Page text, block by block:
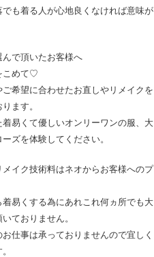
でも着る人が心地良くなければ意味が
んで頂いたお客様へ
こめて♡
ご希望に合わせたお直しやリメイクを
ます。
着易くて優しいオンリーワンの服、大
ズを体験してください。
メイク技術料はネオからお客様へのプ
着易くする為にあれこれ何ヵ所でも大
ておりません。
お仕事は承っておりませんので宜しく